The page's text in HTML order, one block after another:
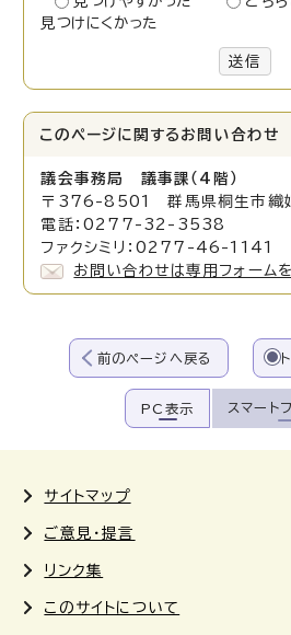
見つけにくかった
送信
このページに関する お問い合わせ
議会事務局 議事課（4階）
〒376-8501 群馬県桐生市織
電話：0277-32-3538
ファクシミリ：0277-46-1141
お問い合わせは専用フォーム
前のページへ戻る
PC表示 スマート
サイトマップ
ご意見・提言
リンク集
このサイトについて